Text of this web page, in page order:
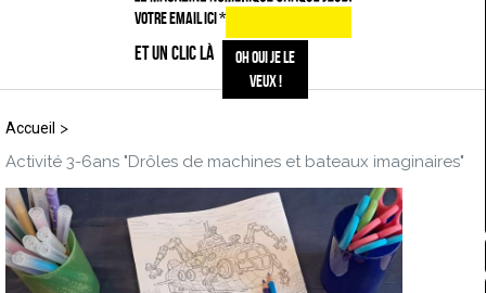
VOTRE EMAIL ICI*
ET UN CLIC LÀ
Accueil >
Activité 3-6ans "Drôles de machines et bateaux imaginaires"
au musée national de la Marine